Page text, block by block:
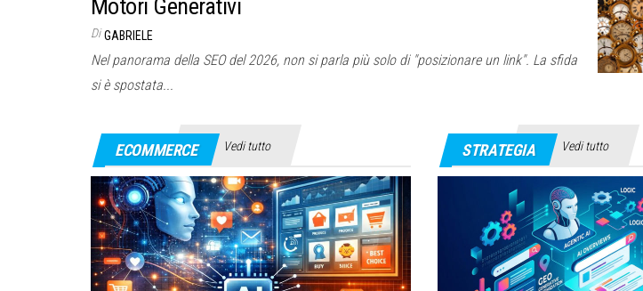
Motori Generativi
Di GABRIELE
Nel panorama della SEO del 2026, non si parla più solo di "posizionare un link". La sfida
si è spostata...
ECOMMERCE Vedi tutto STRATEGIA Vedi tutto